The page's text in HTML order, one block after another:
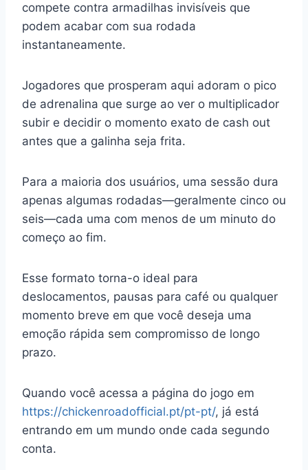
compete contra armadilhas invisíveis que
podem acabar com sua rodada
instantaneamente.
Jogadores que prosperam aqui adoram o pico
de adrenalina que surge ao ver o multiplicador
subir e decidir o momento exato de cash out
antes que a galinha seja frita.
Para a maioria dos usuários, uma sessão dura
apenas algumas rodadas—geralmente cinco ou
seis—cada uma com menos de um minuto do
começo ao fim.
Esse formato torna-o ideal para
deslocamentos, pausas para café ou qualquer
momento breve em que você deseja uma
emoção rápida sem compromisso de longo
prazo.
Quando você acessa a página do jogo em
https://chickenroadofficial.pt/pt-pt/, já está
entrando em um mundo onde cada segundo
conta.